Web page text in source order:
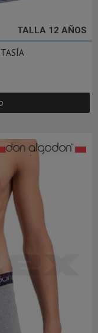
TALLA 12 AÑOS